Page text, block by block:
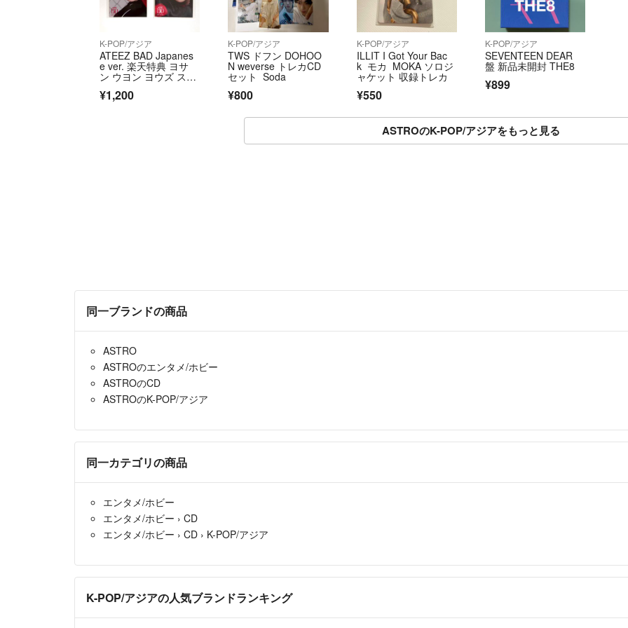
す。新品硬質ケー
ば変更させて頂き
ご覧頂きありが
K-POP/アジア
ATEEZ BAD Japanes
e ver. 楽天特典 ヨサ
ン ウヨン ヨウズ ステ
¥1,200
K-POP/アジア
TWS ドフン DOHOO
N weverse トレカCD
セット Soda
¥800
K-POP/アジア
ILLIT I Got Your Bac
k モカ MOKA ソロジ
ャケット 収録トレカ
¥550
K-POP/アジア
SEVENTEEN DEAR
盤 新品未開封 THE8
¥899
ASTROのK-POP/アジアをもっと見る
同一ブランドの商品
ASTRO
ASTROのエンタメ/ホビー
ASTROのCD
ASTROのK-POP/アジア
同一カテゴリの商品
エンタメ/ホビー
エンタメ/ホビー › CD
エンタメ/ホビー › CD › K-POP/アジア
K-POP/アジアの人気ブランドランキング